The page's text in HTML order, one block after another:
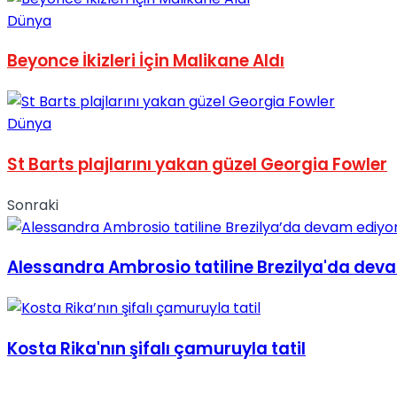
No Result
View All Result
Dünya
Beyonce İkizleri İçin Malikane Aldı
Dünya
St Barts plajlarını yakan güzel Georgia Fowler
Sonraki
Alessandra Ambrosio tatiline Brezilya'da
Kosta Rika'nın şifalı çamuruyla tatil